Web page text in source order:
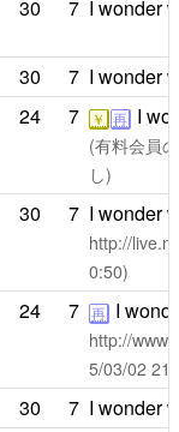
30 7 I wonder
30 7 I wonder
24 7 ￥ 再 I
(有料会員
し)
30 7 I wonder
http://
0:50)
24 7 再 I
http://
5/03/02
30 7 I wonder